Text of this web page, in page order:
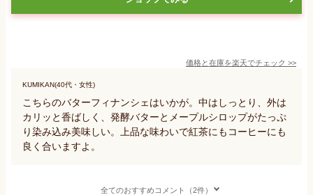
価格と在庫を楽天でチェック >>
KUMIKAN(40代・女性)
こちらのバターフィナンシェはいかが。中はしっとり、外は
カリッと香ばしく、発酵バターとメープルシロップがたっぷ
り染み込み美味しい。上品な味わいで紅茶にもコーヒーにも
良く合いますよ。
全てのおすすめコメント（2件）